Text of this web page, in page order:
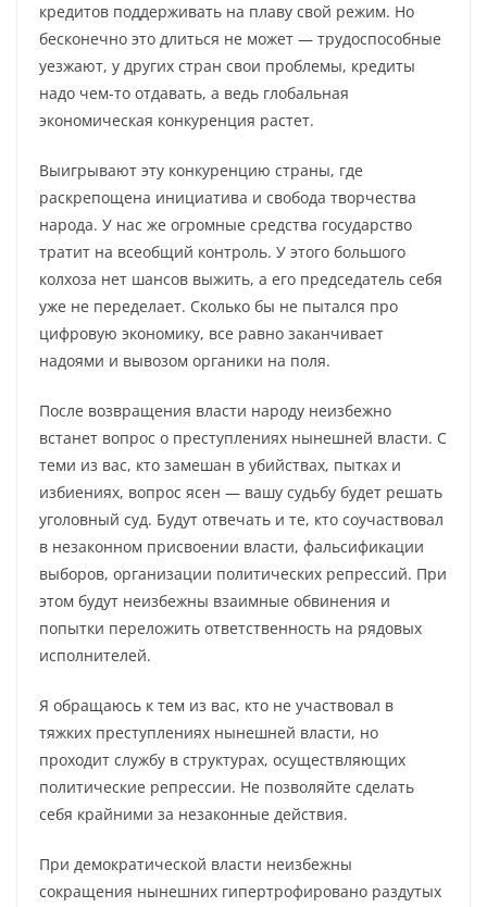
кредитов поддерживать на плаву свой режим. Но
бесконечно это длиться не может — трудоспособные
уезжают, у других стран свои проблемы, кредиты
надо чем-то отдавать, а ведь глобальная
экономическая конкуренция растет.
Выигрывают эту конкуренцию страны, где
раскрепощена инициатива и свобода творчества
народа. У нас же огромные средства государство
тратит на всеобщий контроль. У этого большого
колхоза нет шансов выжить, а его председатель себя
уже не переделает. Сколько бы не пытался про
цифровую экономику, все равно заканчивает
надоями и вывозом органики на поля.
После возвращения власти народу неизбежно
встанет вопрос о преступлениях нынешней власти. С
теми из вас, кто замешан в убийствах, пытках и
избиениях, вопрос ясен — вашу судьбу будет решать
уголовный суд. Будут отвечать и те, кто соучаствовал
в незаконном присвоении власти, фальсификации
выборов, организации политических репрессий. При
этом будут неизбежны взаимные обвинения и
попытки переложить ответственность на рядовых
исполнителей.
Я обращаюсь к тем из вас, кто не участвовал в
тяжких преступлениях нынешней власти, но
проходит службу в структурах, осуществляющих
политические репрессии. Не позволяйте сделать
себя крайними за незаконные действия.
При демократической власти неизбежны
сокращения нынешних гипертрофировано раздутых